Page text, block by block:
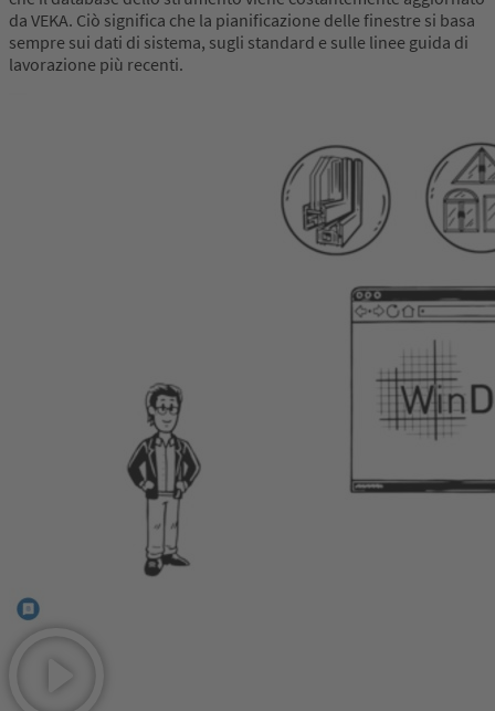
da VEKA. Ciò significa che la pianificazione delle finestre si basa
sempre sui dati di sistema, sugli standard e sulle linee guida di
lavorazione più recenti.